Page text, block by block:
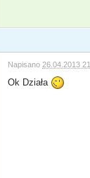
Napisano 26.04.2013
Ok Działa